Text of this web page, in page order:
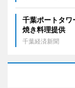
千葉ポートタ
焼き料理提供
千葉経済新聞